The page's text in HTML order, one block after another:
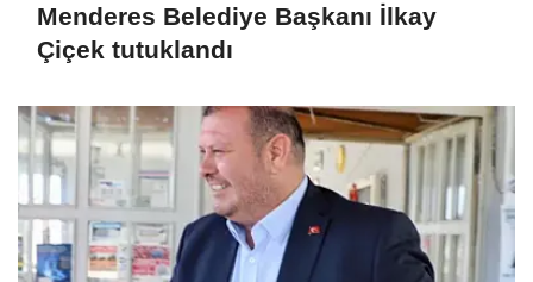
Menderes Belediye Başkanı İlkay
Çiçek tutuklandı